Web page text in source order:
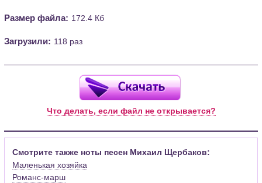
Размер файла: 172.4 Кб
Загрузили: 118 раз
Что делать, если файл не открывается?
Смотрите также ноты песен Михаил Щербаков:
Маленькая хозяйка
Романс-марш